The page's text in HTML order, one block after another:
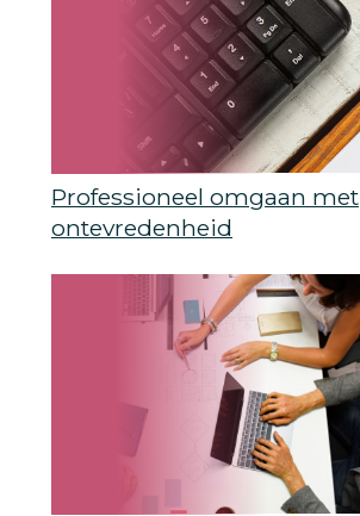
Professioneel omgaan met
ontevredenheid